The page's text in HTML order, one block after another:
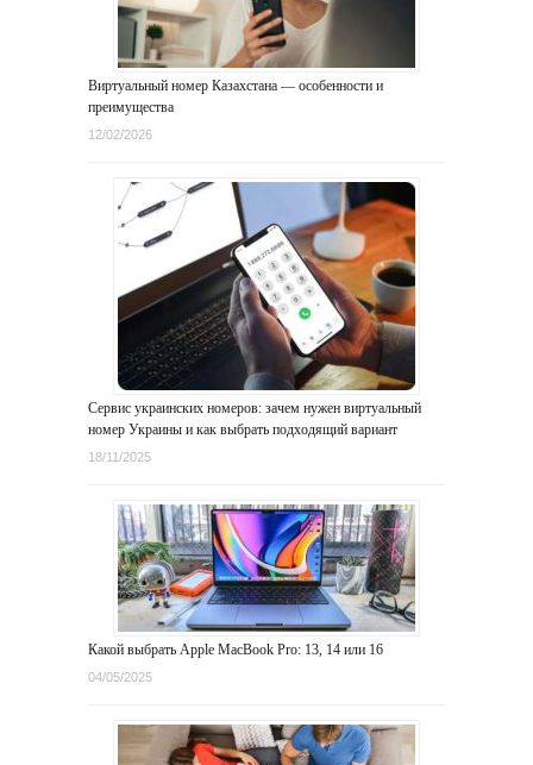
Виртуальный номер Казахстана — особенности и
преимущества
12/02/2026
Сервис украинских номеров: зачем нужен виртуальный
номер Украины и как выбрать подходящий вариант
18/11/2025
Какой выбрать Apple MacBook Pro: 13, 14 или 16
04/05/2025